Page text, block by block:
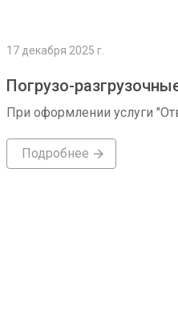
17 декабря 2025 г.
Погрузо-
При оформлении услуги
Подробнее